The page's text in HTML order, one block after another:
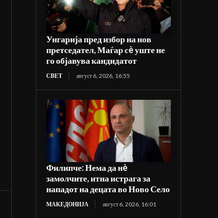
Унгарија пред избор на нов
претседател, Маѓар сè уште не
го објавува кандидатот
СВЕТ август 6, 2026, 16:55
Филипче: Нема да нè
замолчите, итна истрага за
нападот на децата во Ново Село
МАКЕДОНИЈА август 6, 2026, 16:01